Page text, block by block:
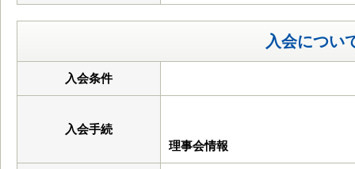
入会につい
入会条件
入会手続
理事会情報